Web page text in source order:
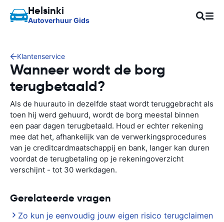
Helsinki
Autoverhuur Gids
Klantenservice
Wanneer wordt de borg
terugbetaald?
Als de huurauto in dezelfde staat wordt teruggebracht als
toen hij werd gehuurd, wordt de borg meestal binnen
een paar dagen terugbetaald. Houd er echter rekening
mee dat het, afhankelijk van de verwerkingsprocedures
van je creditcardmaatschappij en bank, langer kan duren
voordat de terugbetaling op je rekeningoverzicht
verschijnt - tot 30 werkdagen.
Gerelateerde vragen
Zo kun je eenvoudig jouw eigen risico terugclaimen